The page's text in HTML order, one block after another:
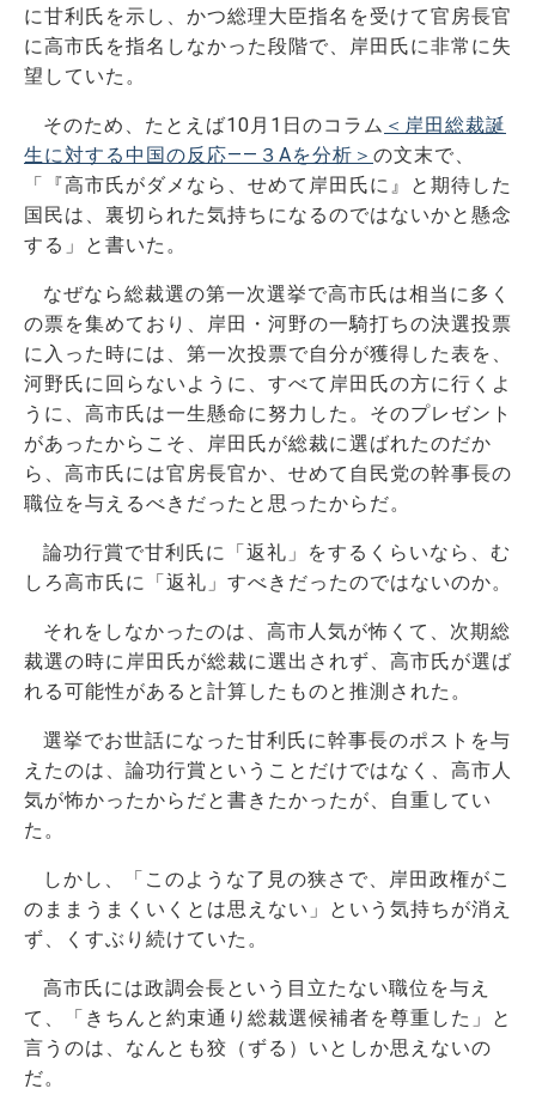
に甘利氏を示し、かつ総理大臣指名を受けて官房長官
に高市氏を指名しなかった段階で、岸田氏に非常に失
望していた。
そのため、たとえば10月1日のコラム ＜岸田総裁誕
生に対する中国の反応――３Aを分析＞ の文末で、
「『高市氏がダメなら、せめて岸田氏に』と期待した
国民は、裏切られた気持ちになるのではないかと懸念
する」と書いた。
なぜなら総裁選の第一次選挙で高市氏は相当に多く
の票を集めており、岸田・河野の一騎打ちの決選投票
に入った時には、第一次投票で自分が獲得した表を、
河野氏に回らないように、すべて岸田氏の方に行くよ
うに、高市氏は一生懸命に努力した。そのプレゼント
があったからこそ、岸田氏が総裁に選ばれたのだか
ら、高市氏には官房長官か、せめて自民党の幹事長の
職位を与えるべきだったと思ったからだ。
論功行賞で甘利氏に「返礼」をするくらいなら、む
しろ高市氏に「返礼」すべきだったのではないのか。
それをしなかったのは、高市人気が怖くて、次期総
裁選の時に岸田氏が総裁に選出されず、高市氏が選ば
れる可能性があると計算したものと推測された。
選挙でお世話になった甘利氏に幹事長のポストを与
えたのは、論功行賞ということだけではなく、高市人
気が怖かったからだと書きたかったが、自重してい
た。
しかし、「このような了見の狭さで、岸田政権がこ
のままうまくいくとは思えない」という気持ちが消え
ず、くすぶり続けていた。
高市氏には政調会長という目立たない職位を与え
て、「きちんと約束通り総裁選候補者を尊重した」と
言うのは、なんとも狡（ずる）いとしか思えないの
だ。